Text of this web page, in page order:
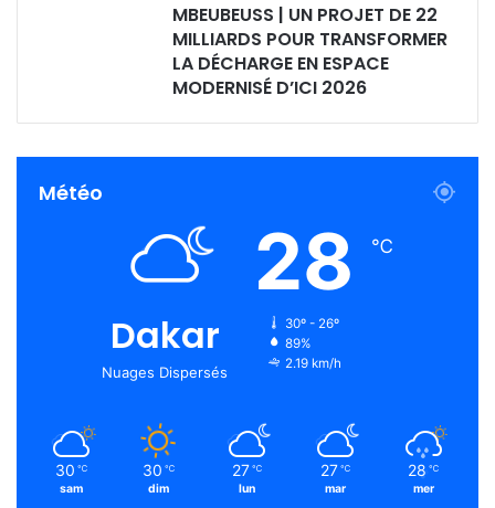
MBEUBEUSS | UN PROJET DE 22
MILLIARDS POUR TRANSFORMER
LA DÉCHARGE EN ESPACE
MODERNISÉ D’ICI 2026
Météo
Dakar
Nuages Dispersés
28 ℃
30º - 26º
89%
2.19 km/h
30 ℃
sam
30 ℃
dim
27 ℃
lun
27 ℃
mar
28 ℃
mer